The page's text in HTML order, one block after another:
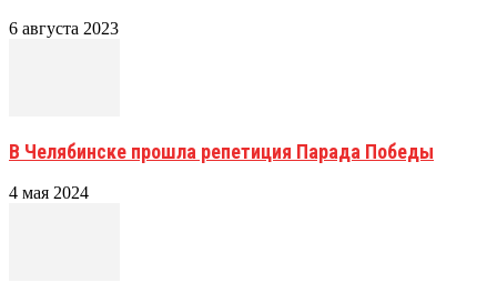
6 августа 2023
В Челябинске прошла репетиция Парада Победы
4 мая 2024